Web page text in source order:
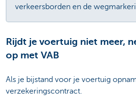
verkeersborden en de
Rijdt je voertuig niet meer,
op met VAB
Als je bijstand voor je voertuig
verzekeringscontract.